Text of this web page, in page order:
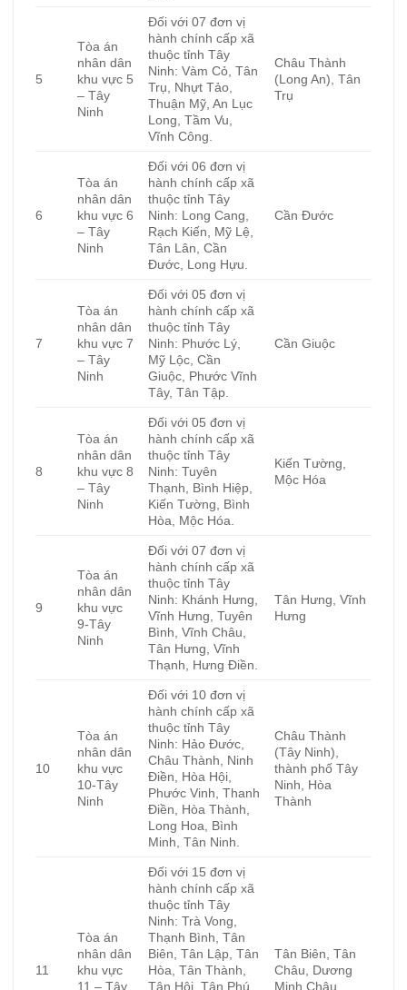
5
Tòa án
nhân dân
khu vực 5
– Tây
Ninh
Đối với 07 đơn vị
hành chính cấp xã
thuộc tỉnh Tây
Ninh: Vàm Cỏ, Tân
Trụ, Nhựt Tảo,
Thuận Mỹ, An Lục
Long, Tầm Vu,
Vĩnh Công.
Châu Thành
(Long An), Tân
Trụ
6
Tòa án
nhân dân
khu vực 6
– Tây
Ninh
Đối với 06 đơn vị
hành chính cấp xã
thuộc tỉnh Tây
Ninh: Long Cang,
Rạch Kiến, Mỹ Lệ,
Tân Lân, Cần
Đước, Long Hựu.
Cần Đước
7
Tòa án
nhân dân
khu vực 7
– Tây
Ninh
Đối với 05 đơn vị
hành chính cấp xã
thuộc tỉnh Tây
Ninh: Phước Lý,
Mỹ Lộc, Cần
Giuộc, Phước Vĩnh
Tây, Tân Tập.
Cần Giuộc
8
Tòa án
nhân dân
khu vực 8
– Tây
Ninh
Đối với 05 đơn vị
hành chính cấp xã
thuộc tỉnh Tây
Ninh: Tuyên
Thạnh, Bình Hiệp,
Kiến Tường, Bình
Hòa, Mộc Hóa.
Kiến Tường,
Mộc Hóa
9
Tòa án
nhân dân
khu vực
9-Tây
Ninh
Đối với 07 đơn vị
hành chính cấp xã
thuộc tỉnh Tây
Ninh: Khánh Hưng,
Vĩnh Hưng, Tuyên
Bình, Vĩnh Châu,
Tân Hưng, Vĩnh
Thạnh, Hưng Điền.
Tân Hưng, Vĩnh
Hưng
10
Tòa án
nhân dân
khu vực
10-Tây
Ninh
Đối với 10 đơn vị
hành chính cấp xã
thuộc tỉnh Tây
Ninh: Hảo Đước,
Châu Thành, Ninh
Điền, Hòa Hội,
Phước Vinh, Thanh
Điền, Hòa Thành,
Long Hoa, Bình
Minh, Tân Ninh.
Châu Thành
(Tây Ninh),
thành phố Tây
Ninh, Hòa
Thành
11
Tòa án
nhân dân
khu vực
11 – Tây
Đối với 15 đơn vị
hành chính cấp xã
thuộc tỉnh Tây
Ninh: Trà Vong,
Thạnh Bình, Tân
Biên, Tân Lập, Tân
Hòa, Tân Thành,
Tân Hội, Tân Phú,
Tân Biên, Tân
Châu, Dương
Minh Châu